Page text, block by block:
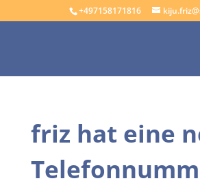
+497158171816
friz hat eine